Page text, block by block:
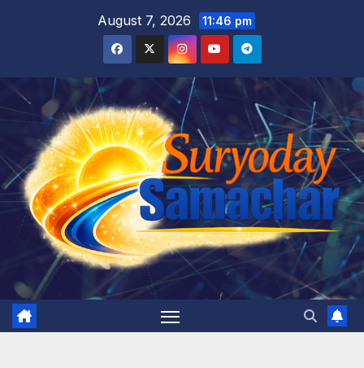
August 7, 2026 11:46 pm